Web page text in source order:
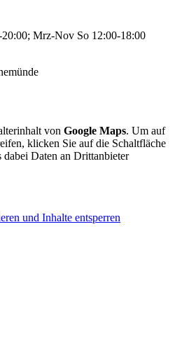
Mrz-Nov So 12:00-18:00
von Google Maps. Um auf
klicken Sie auf die Schaltfläche
dabei Daten an Drittanbieter
und Inhalte entsperren